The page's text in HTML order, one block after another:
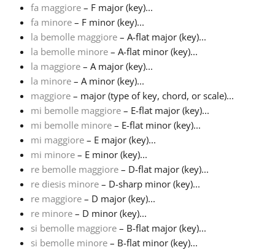
Italiano
日本語
Polski
Português
Русский
Svenska
fa maggiore – F major (key)...
fa minore – F minor (key)...
la bemolle maggiore – A-flat major (key)...
la bemolle minore – A-flat minor (key)...
la maggiore – A major (key)...
la minore – A minor (key)...
maggiore – major (type of key, chord, or scale)...
mi bemolle maggiore – E-flat major (key)...
mi bemolle minore – E-flat minor (key)...
mi maggiore – E major (key)...
mi minore – E minor (key)...
re bemolle maggiore – D-flat major (key)...
re diesis minore – D-sharp minor (key)...
re maggiore – D major (key)...
re minore – D minor (key)...
si bemolle maggiore – B-flat major (key)...
si bemolle minore – B-flat minor (key)...